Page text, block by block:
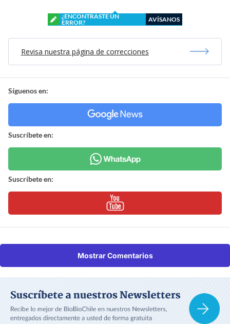
¿ENCONTRASTE UN
ERROR?
AVÍSANOS
Revisa nuestra página de correcciones
Síguenos en:
Suscríbete en:
Suscríbete en:
Mostrar Comentarios